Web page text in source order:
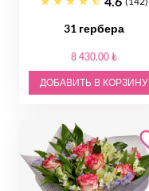
31 гербера
8 430.00 ₺
ДОБАВИТЬ В КОРЗИНУ